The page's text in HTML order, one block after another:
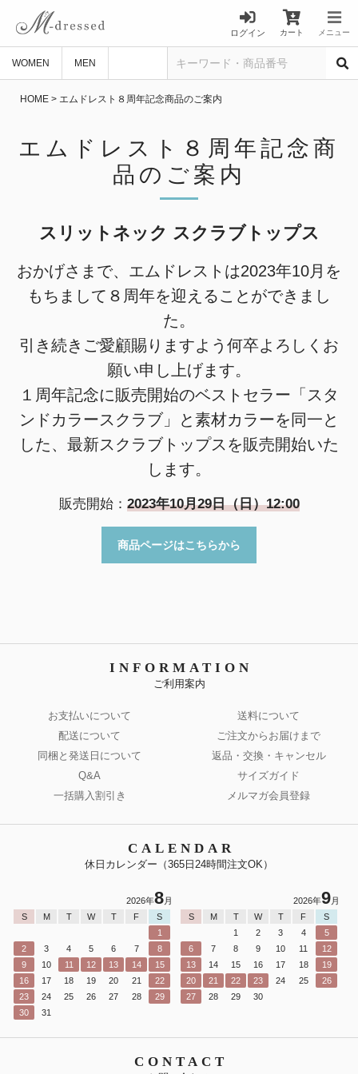
ログイン カート メニュー
WOMEN MEN
HOME エムドレスト８周年記念商品のご案内
エムドレスト８周年記念商
品のご案内
スリットネック スクラブトップス
おかげさまで、エムドレストは2023年10月を
もちまして８周年を迎えることができまし
た。
引き続きご愛顧賜りますよう何卒よろしくお
願い申し上げます。
１周年記念に販売開始のベストセラー「スタ
ンドカラースクラブ」と素材カラーを同一と
した、最新スクラブトップスを販売開始いた
します。
販売開始： 2023年10月29日（日）12:00
商品ページはこちらから
INFORMATION
ご利用案内
お支払いについて
送料について
配送について
ご注文からお届けまで
同梱と発送日について
返品・交換・キャンセル
Q&A
サイズガイド
一括購入割引き
メルマガ会員登録
CALENDAR
休日カレンダー（365日24時間注文OK）
2026年8月
S
M T W T F
S
1
2
3 4 5 6 7
8
9
10 11 12 13 14
15
16
17 18 19 20 21
22
23
24 25 26 27 28
29
30
31
2026年9月
S
M T W T F
S
1
2 3 4
5
6
7 8 9 10 11
12
13
14 15 16 17 18
19
20
21 22 23 24 25
26
27
28 29 30
CONTACT